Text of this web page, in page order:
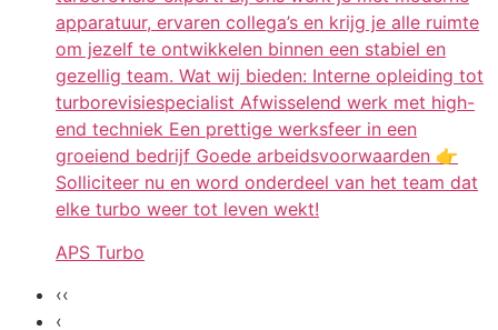
apparatuur, ervaren collega’s en krijg je alle ruimte
om jezelf te ontwikkelen binnen een stabiel en
gezellig team. Wat wij bieden: Interne opleiding tot
turborevisiespecialist Afwisselend werk met high-
end techniek Een prettige werksfeer in een
groeiend bedrijf Goede arbeidsvoorwaarden 👉
Solliciteer nu en word onderdeel van het team dat
elke turbo weer tot leven wekt!
APS Turbo
‹‹
‹